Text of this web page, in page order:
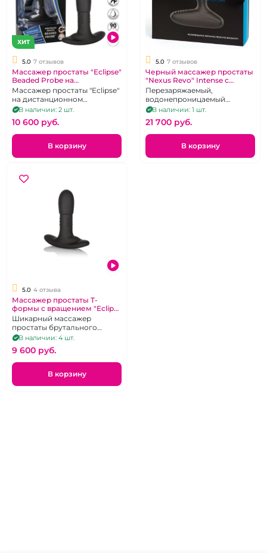
ХИТ
5.0 7 отзывов
Массажер простаты "Eclipse"
Beaded Probe на
радиоуправлении с
помощью браслета
Массажер простаты "Eclipse"
на дистанционном
управлении с помощью
браслета и функцией памяти
последнего режима.
В наличии: 2 шт.
10 600 pуб.
В корзину
5.0 7 отзывов
Черный массажер простаты
"Nexus Revo" Intense с
вращением
Перезаряжаемый,
водонепроницаемый
массажер простаты.
В наличии: 1 шт.
21 700 pуб.
В корзину
5.0 4 отзыва
Массажер простаты T-
формы с вращением "Eclips"
Beaded Probe с
пупырышками.
Шикарный массажер
простаты брутального
черного цвета из силикона.
В наличии: 4 шт.
9 600 pуб.
В корзину